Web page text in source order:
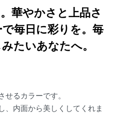
華やかさと上品さ
毎日に彩りを。毎
たいあなたへ。
せるカラーです。
、内面から美しくしてくれま